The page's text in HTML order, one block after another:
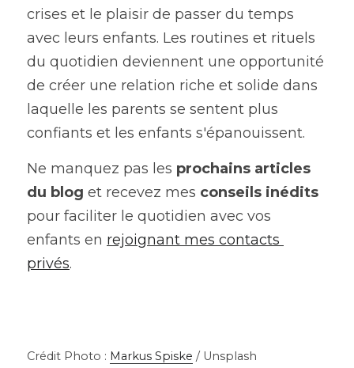
crises et le plaisir de passer du temps
avec leurs enfants. Les routines et rituels
du quotidien deviennent une opportunité
de créer une relation riche et solide dans
laquelle les parents se sentent plus
confiants et les enfants s'épanouissent.
Ne manquez pas les prochains articles
du blog et recevez mes conseils inédits
pour faciliter le quotidien avec vos
enfants en rejoignant mes contacts
privés.
Crédit Photo : Markus Spiske / Unsplash